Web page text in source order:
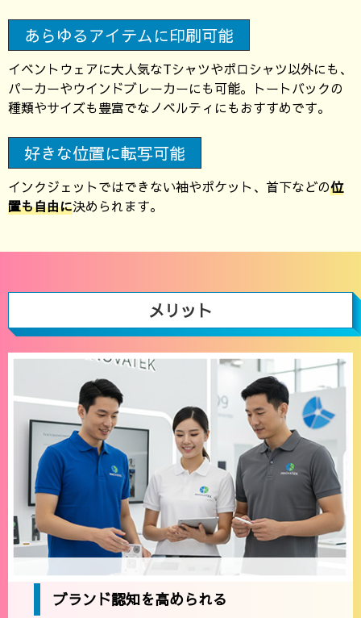
あらゆるアイテムに印刷可能
イベントウェアに大人気なTシャツやポロシャツ以外にも、
パーカーやウインドブレーカーにも可能。トートバックの
種類やサイズも豊富でなノベルティにもおすすめです。
好きな位置に転写可能
インクジェットではできない袖やポケット、首下などの位
置も自由に決められます。
メリット
ブランド認知を高められる